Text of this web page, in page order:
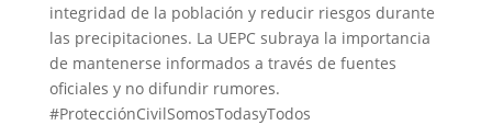
integridad de la población y reducir riesgos durante
las precipitaciones. La UEPC subraya la importancia
de mantenerse informados a través de fuentes
oficiales y no difundir rumores.
#ProtecciónCivilSomosTodasyTodos